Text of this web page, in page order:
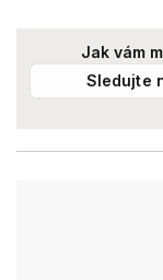
Jak vám
Sledujte